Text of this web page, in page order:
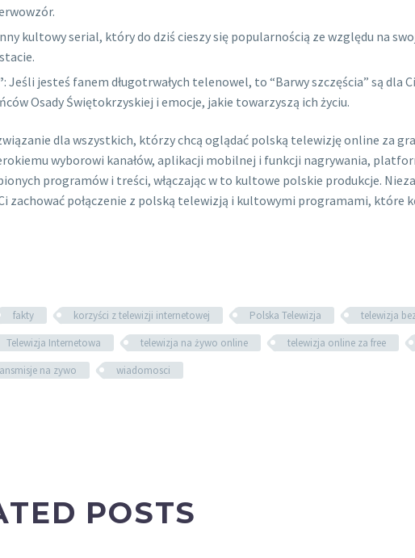
kultowy serial, który do dziś cieszy się popularnością ze względu na
: Jeśli jesteś fanem długotrwałych telenowel, to “Barwy szczęścia” są dla
Osady Świętokrzyskiej i emocje, jakie towarzyszą ich życiu.
dla wszystkich, którzy chcą oglądać polską telewizję online za
wyborowi kanałów, aplikacji mobilnej i funkcji nagrywania,
programów i treści, włączając w to kultowe polskie produkcje.
zachować połączenie z polską telewizją i kultowymi programami, które
fakty korzyści z telewizji internetowej Polska Telewizja
telewizja
Telewizja Internetowa telewizja na żywo online telewizja online za free
na zywo wiadomosci
POSTS